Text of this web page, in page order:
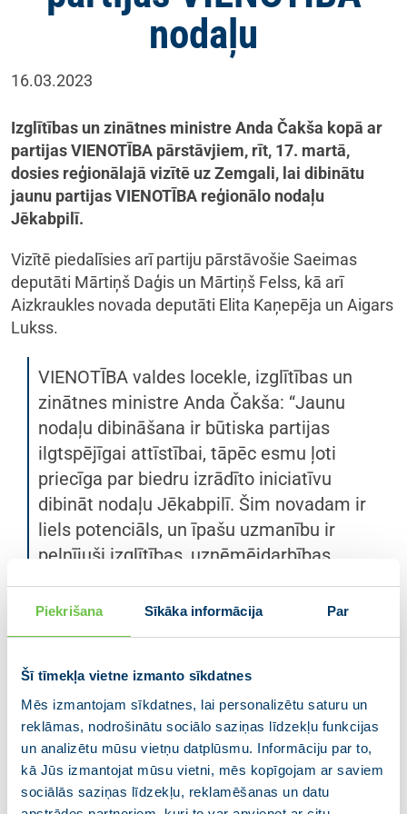
Piekrišana Sīkāka informācija Par
Šī tīmekļa vietne izmanto sīkdatnes
Mēs izmantojam sīkdatnes, lai personalizētu saturu un
reklāmas, nodrošinātu sociālo saziņas līdzekļu funkcijas
un analizētu mūsu vietņu datplūsmu. Informāciju par to,
kā Jūs izmantojat mūsu vietni, mēs kopīgojam ar saviem
sociālās saziņas līdzekļu, reklamēšanas un datu
nodaļu
16.03.2023
Izglītības un zinātnes ministre Anda Čakša kopā ar
partijas VIENOTĪBA pārstāvjiem, rīt, 17. martā,
dosies reģionālajā vizītē uz Zemgali, lai dibinātu
jaunu partijas VIENOTĪBA reģionālo nodaļu
Jēkabpilī.
Vizītē piedalīsies arī partiju pārstāvošie Saeimas
deputāti Mārtiņš Daģis un Mārtiņš Felss, kā arī
Aizkraukles novada deputāti Elita Kaņepēja un Aigars
Lukss.
VIENOTĪBA valdes locekle, izglītības un
zinātnes ministre Anda Čakša: “Jaunu
nodaļu dibināšana ir būtiska partijas
ilgtspējīgai attīstībai, tāpēc esmu ļoti
priecīga par biedru izrādīto iniciatīvu
dibināt nodaļu Jēkabpilī. Šim novadam ir
liels potenciāls, un īpašu uzmanību ir
pelnījuši izglītības, uzņēmējdarbības
vides attīstības un sociālie jautājumi.
Esmu pārliecināta, ka mūsu jaunā nodaļa
pulcēs tālredzīgus savas jomas
daudzas nozīmīgas idejas turpmākai
Jēkabpils novada attīstībai.”
Vienlaikus dienas sākumā plānota ministres un
deputātu vizīte Neretas pašvaldībā, apmeklējot
Neretas vidusskolu un Neretas apvienības pārvaldi,